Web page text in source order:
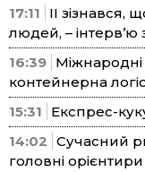
17:11
ІІ
людей, – інтерв’ю
16:39
контейнерна
15:31
Експрес-
14:02 Сучасний
головні орієнтири